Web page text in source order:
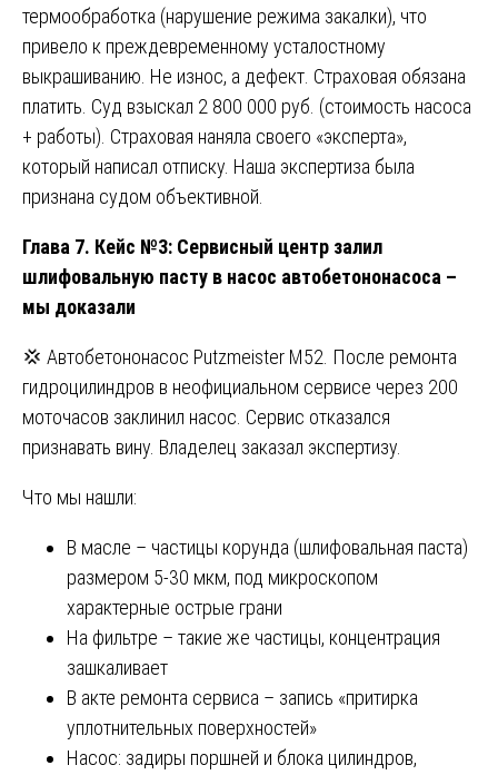
термообработка (нарушение режима закалки), что
привело к преждевременному усталостному
выкрашиванию. Не износ, а дефект. Страховая обязана
платить. Суд взыскал 2 800 000 руб. (стоимость насоса
+ работы). Страховая наняла своего «эксперта»,
который написал отписку. Наша экспертиза была
признана судом объективной.
Глава 7. Кейс №3: Сервисный центр залил
шлифовальную пасту в насос автобетононасоса –
мы доказали
💢 Автобетононасос Putzmeister M52. После ремонта
гидроцилиндров в неофициальном сервисе через 200
моточасов заклинил насос. Сервис отказался
признавать вину. Владелец заказал экспертизу.
Что мы нашли:
В масле – частицы корунда (шлифовальная паста)
размером 5-30 мкм, под микроскопом
характерные острые грани
На фильтре – такие же частицы, концентрация
зашкаливает
В акте ремонта сервиса – запись «притирка
уплотнительных поверхностей»
Насос: задиры поршней и блока цилиндров,